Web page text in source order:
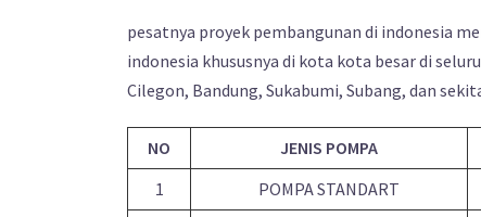
pesatnya proyek pembangunan di indonesia
indonesia khususnya di kota kota besar di
Cilegon, Bandung, Sukabumi, Subang, dan
NO JENIS POMPA
1
POMPA STANDART